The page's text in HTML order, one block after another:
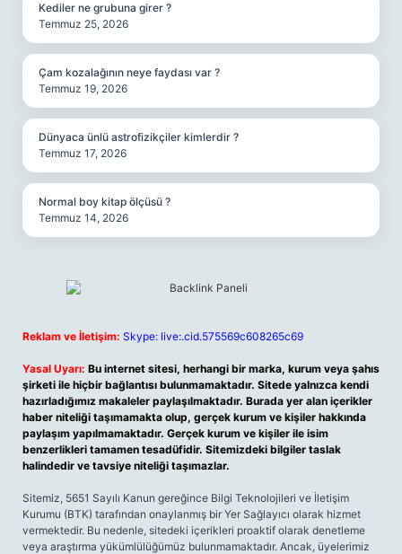
Kediler ne grubuna girer ?
Temmuz 25, 2026
Çam kozalağının neye faydası var ?
Temmuz 19, 2026
Dünyaca ünlü astrofizikçiler kimlerdir ?
Temmuz 17, 2026
Normal boy kitap ölçüsü ?
Temmuz 14, 2026
Reklam ve İletişim: Skype: live:.cid.575569c608265c69
Yasal Uyarı: Bu internet sitesi, herhangi bir marka, kurum veya şahıs
şirketi ile hiçbir bağlantısı bulunmamaktadır. Sitede yalnızca kendi
hazırladığımız makaleler paylaşılmaktadır. Burada yer alan içerikler
haber niteliği taşımamakta olup, gerçek kurum ve kişiler hakkında
paylaşım yapılmamaktadır. Gerçek kurum ve kişiler ile isim
benzerlikleri tamamen tesadüfidir. Sitemizdeki bilgiler taslak
halindedir ve tavsiye niteliği taşımazlar.
Sitemiz, 5651 Sayılı Kanun gereğince Bilgi Teknolojileri ve İletişim
Kurumu (BTK) tarafından onaylanmış bir Yer Sağlayıcı olarak hizmet
vermektedir. Bu nedenle, sitedeki içerikleri proaktif olarak denetleme
veya araştırma yükümlülüğümüz bulunmamaktadır. Ancak, üyelerimiz